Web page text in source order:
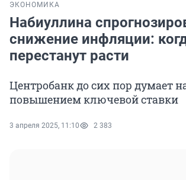
ЭКОНОМИКА
Набиуллина
снижение инфляции:
перестанут расти
Центробанк до сих пор думает
повышением ключевой ставки
3 апреля 2025, 11:10 2 383